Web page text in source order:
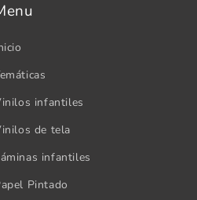
infantiles
de tela
infantiles
Pintado